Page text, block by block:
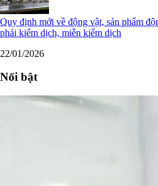
Quy định mới về động vật, sản phẩm
phải kiểm dịch, miễn kiểm dịch
22/01/2026
Nổi bật